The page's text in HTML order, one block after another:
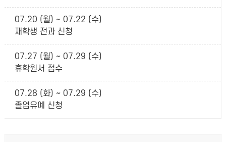
07.20 (월) ~ 07.22 (수)
재학생 전과 신청
07.27 (월) ~ 07.29 (수)
휴학원서 접수
07.28 (화) ~ 07.29 (수)
졸업유예 신청